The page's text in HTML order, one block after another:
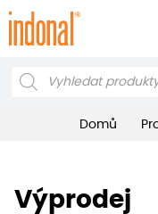
Products
Domů
Výprodej